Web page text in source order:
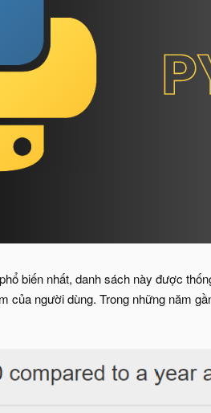
biến nhất, danh sách này được
của người dùng. Trong những năm